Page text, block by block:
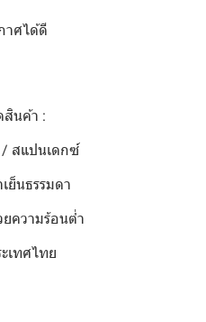
าศได้ดี
สินค้า :
สแปนเดกซ์
ย็นธรรมดา
ความร้อนต่ำ
เทศไทย